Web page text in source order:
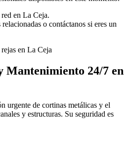
en La Ceja.
o contáctanos si eres un
Mantenimiento 24/7 en
urgente de cortinas metálicas y el
y estructuras. Su seguridad es